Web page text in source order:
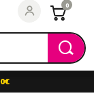
0